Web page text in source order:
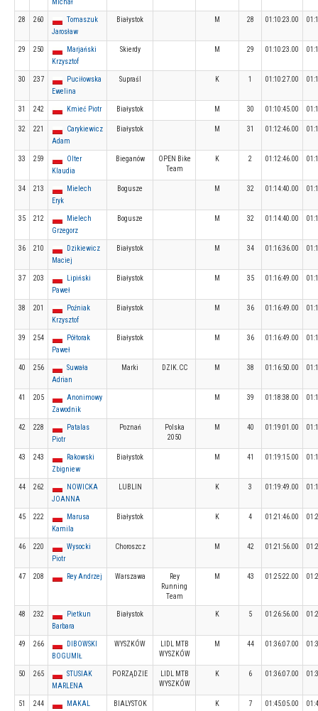
Michał
28 260
Tomaszuk
Jarosław
Białystok M 28 01:10:23.00
29 250
Marjański
Krzysztof
Skierdy M 29 01:10:23.00
30 237
Puciłowska
Ewelina
Supraśl K 1 01:10:27.00
31 242 Kmieć Piotr Białystok M 30 01:10:45.00
32 221
Carykiewicz
Adam
Białystok M 31 01:12:46.00
33 259
Olter
Klaudia
Bieganów
OPEN Bike
Team
K 2 01:12:46.00
34 213
Mielech
Eryk
Bogusze M 32 01:14:40.00
35 212
Mielech
Grzegorz
Bogusze M 32 01:14:40.00
36 210
Dzikiewicz
Maciej
Białystok M 34 01:16:36.00
37 203
Lipiński
Paweł
Białystok M 35 01:16:49.00
38 201
Poźniak
Krzysztof
Białystok M 36 01:16:49.00
39 254
Półtorak
Paweł
Białystok M 36 01:16:49.00
40 256
Suwała
Adrian
Marki DZIK.CC M 38 01:16:50.00
41 205
Anonimowy
Zawodnik
M 39 01:18:38.00
42 228
Patalas
Piotr
Poznań
Polska
2050
M 40 01:19:01.00
43 243
Rakowski
Zbigniew
Białystok M 41 01:19:15.00
44 262
NOWICKA
JOANNA
LUBLIN K 3 01:19:49.00
45 222
Marusa
Kamila
Białystok K 4 01:21:46.00
46 220
Wysocki
Piotr
Choroszcz M 42 01:21:56.00
47 208 Rey Andrzej Warszawa
Rey
Running
Team
M 43 01:25:22.00
48 232
Pietkun
Barbara
Białystok K 5 01:26:56.00
49 266
DIBOWSKI
BOGUMIŁ
WYSZKÓW
LIDL MTB
WYSZKÓW
M 44 01:36:07.00
50 265
STUSIAK
MARLENA
PORZĄDZIE
LIDL MTB
WYSZKÓW
K 6 01:36:07.00
51 244
MAKAL
BIALYSTOK K 7 01:45:05.00